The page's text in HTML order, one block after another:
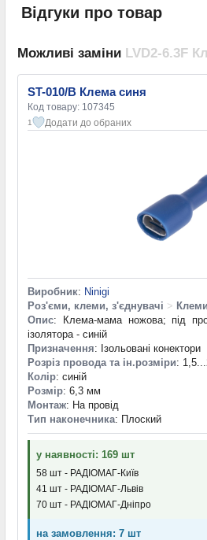
Відгуки про товар
Можливі заміни LVD2-6.3F
ST-010/B Клема синя
Код товару: 107345
1 Додати до обраних
Виробник: Ninigi
Роз'єми, клеми, з'єднувачі > Клеми
Опис: Клема-мама ножова; під
ізолятора - синій
Призначення: Ізольовані конектори
Розріз провода та ін.розміри:
Колір: синій
Розмір: 6,3 мм
Монтаж: На провід
Тип наконечника: Плоский
у наявності: 169 шт
58 шт - РАДІОМАГ-Київ
41 шт - РАДІОМАГ-Львів
70 шт - РАДІОМАГ-Дніпро
на замовлення: 7 шт